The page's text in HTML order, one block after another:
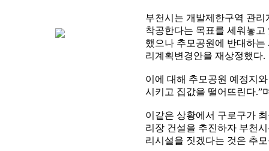
부천시는 개발제한구역 관
착공한다는 목표를 세워놓
했으나 추모공원에 반대하
리계획변경안을 재상정했다.
이에 대해 추모공원 예정지
시키고 집값을 떨어뜨린다.”
이같은 상황에서 구로구가
리장 건설을 추진하자 부천
리시설을 짓겠다는 것은 추